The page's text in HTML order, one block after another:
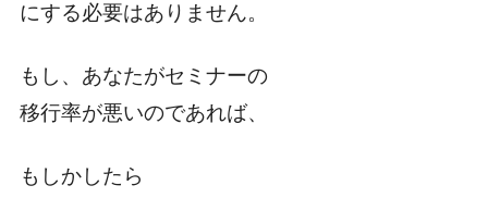
にする必要はありません。
もし、あなたがセミナーの
移行率が悪いのであれば、
もしかしたら